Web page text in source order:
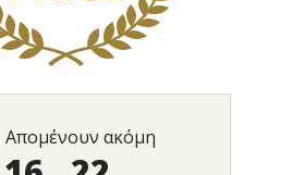
Απομένουν ακόμη